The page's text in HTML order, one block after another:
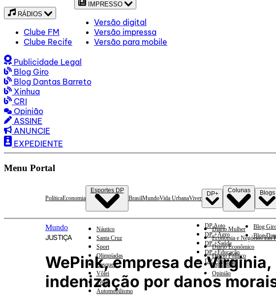
RÁDIOS
Clube FM
Clube Recife
IMPRESSO
Versão digital
Versão impressa
Versão para mobile
Publicidade Legal
Blog Giro
Blog Dantas Barreto
Xinhua
CRI
Opinião
ASSINE
ANUNCIE
EXPEDIENTE
Menu Portal
PolíticaEconomia
Esportes DP
Náutico
Santa Cruz
Sport
Olimpíadas
Basquete
Vôlei
Tênis
Automobilismo
BrasilMundoVida UrbanaViver
DP+
DP Auto
DP +Agro
DP +Saúde
DP +Educação
DP +Ciências
Colunas
Diario Mulher
Economia e Negócios Em
Diario Econômico
Diario Político
Esplanada
Opinião
Blogs
Blog
Blog
Mundo
JUSTIÇA
WePink, empresa de
indenização por danos